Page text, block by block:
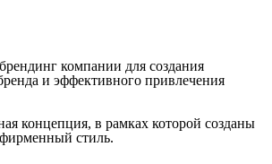
компании для создания
и эффективного привлечения
концепция, в рамках которой созданы
стиль.